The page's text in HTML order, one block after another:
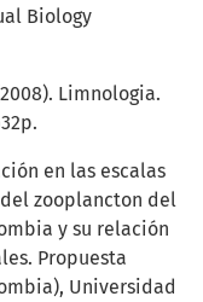
Biology
Limnologia.
en las escalas
zooplancton del
y su relación
Propuesta
Universidad